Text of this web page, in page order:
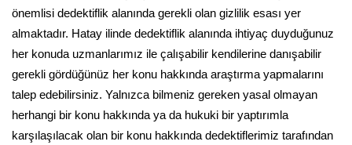
önemlisi dedektiflik alanında gerekli olan gizlilik esası yer
almaktadır. Hatay ilinde dedektiflik alanında ihtiyaç duyduğunuz
her konuda uzmanlarımız ile çalışabilir kendilerine danışabilir
gerekli gördüğünüz her konu hakkında araştırma yapmalarını
talep edebilirsiniz. Yalnızca bilmeniz gereken yasal olmayan
herhangi bir konu hakkında ya da hukuki bir yaptırımla
karşılaşılacak olan bir konu hakkında dedektiflerimiz tarafından